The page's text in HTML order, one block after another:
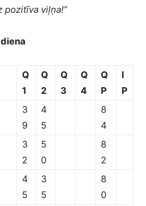
pozitīva viļņa!”
Q
1
Q
2
Q
3
Q
4
Q
P
I
P
3
9
4
5
8
4
3
2
5
0
8
2
4
5
3
5
8
0